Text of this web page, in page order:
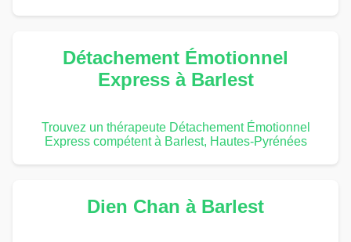
Détachement Émotionnel
Express à Barlest
Trouvez un thérapeute Détachement Émotionnel
Express compétent à Barlest, Hautes-Pyrénées
Dien Chan à Barlest